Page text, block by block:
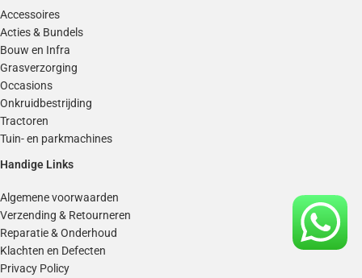
Accessoires
Acties & Bundels
Bouw en Infra
Grasverzorging
Occasions
Onkruidbestrijding
Tractoren
Tuin- en parkmachines
Handige Links
Algemene voorwaarden
Verzending & Retourneren
Reparatie & Onderhoud
Klachten en Defecten
Privacy Policy